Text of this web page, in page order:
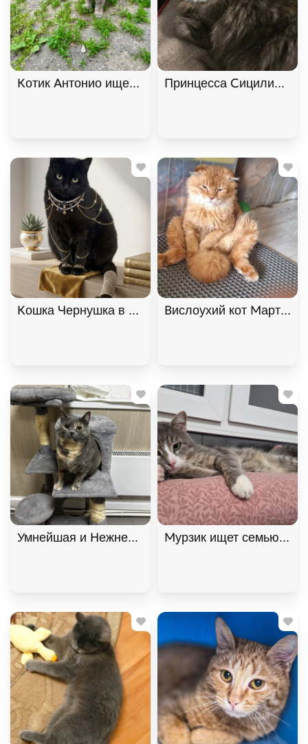
Котик Антонио ищет дом. В дар!, Голубой,
Принцесса Сицилия
Кошка Чернушка в самые добрые руки, Черный,
Вислоухий кот Мартин,
Умнейшая и Нежнейшая кошка Фелиция ищет
Мурзик ищет семью и